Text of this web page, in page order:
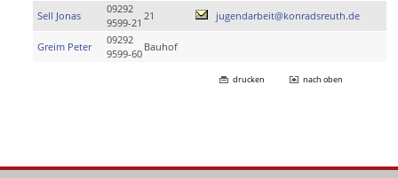
Sell Jonas
09292
9599-21
21 jugendarbeit@konradsreuth.de
Greim Peter
09292
9599-60
Bauhof
drucken nach oben